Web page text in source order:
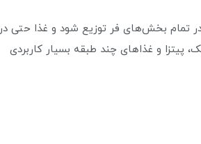
تمام بخش‌های فر توزیع شود و غذا حتی در
پیتزا و غذاهای چند طبقه بسیار کاربردی